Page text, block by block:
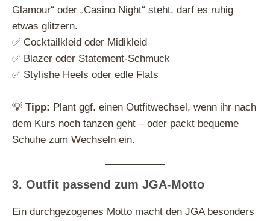
Glamour“ oder „Casino Night“ steht, darf es ruhig
etwas glitzern.
✅ Cocktailkleid oder Midikleid
✅ Blazer oder Statement-Schmuck
✅ Stylishe Heels oder edle Flats
💡 Tipp: Plant ggf. einen Outfitwechsel, wenn ihr nach
dem Kurs noch tanzen geht – oder packt bequeme
Schuhe zum Wechseln ein.
3. Outfit passend zum JGA-Motto
Ein durchgezogenes Motto macht den JGA besonders